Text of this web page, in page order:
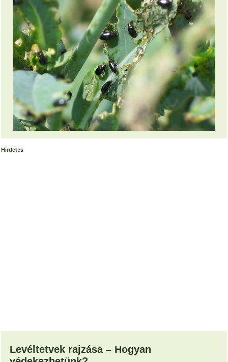
Hirdetes
Levéltetvek rajzása – Hogyan